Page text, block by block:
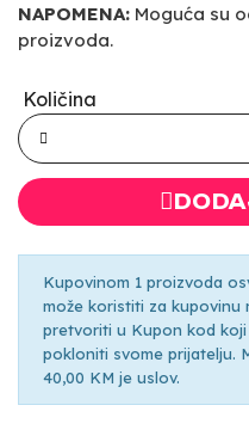
NAPOMENA: Moguća su
proizvoda.
Količina
Kupovinom 1 proizvoda
može koristiti za kupovinu
pretvoriti u Kupon kod
pokloniti svome prijatelju.
40,00 KM je uslov.